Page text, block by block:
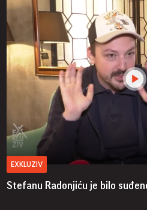
EXKLUZIV
Stefanu Radonjiću je bilo